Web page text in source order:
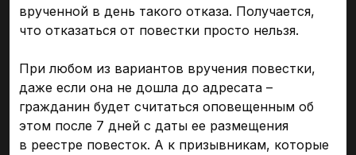
врученной в день такого отказа. Получается,
что отказаться от повестки просто нельзя.
При любом из вариантов вручения повестки,
даже если она не дошла до адресата –
гражданин будет считаться оповещенным об
этом после 7 дней с даты ее размещения
в реестре повесток. А к призывникам, которые